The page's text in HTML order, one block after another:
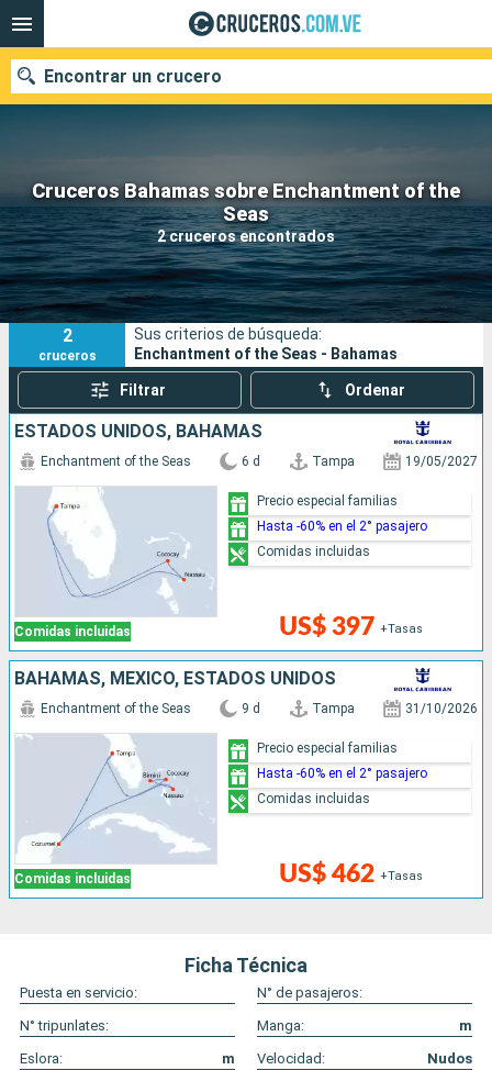
Cruceros Bahamas sobre Enchantment of the
Seas
2 cruceros encontrados
Encontrar un crucero
Nuestros destinos
Fecha de salida
Puertos Compañías
Buscar
2
cruceros
Sus criterios de búsqueda:
Enchantment of the Seas - Bahamas
Filtrar Ordenar
ESTADOS UNIDOS, BAHAMAS
Comidas incluidas
Enchantment of the Seas 6 d Tampa 19/05/2027
US$ 397 +Tasas
Precio especial familias
Hasta -60% en el 2° pasajero
Comidas incluidas
BAHAMAS, MÉXICO, ESTADOS UNIDOS
Comidas incluidas
Enchantment of the Seas 9 d Tampa 31/10/2026
US$ 462 +Tasas
Precio especial familias
Hasta -60% en el 2° pasajero
Comidas incluidas
Ficha Técnica
Puesta en servicio:
N° de pasajeros:
N° tripunlates:
Manga:
m
Eslora:
m Velocidad: Nudos